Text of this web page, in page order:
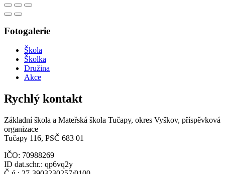
Fotogalerie
Škola
Školka
Družina
Akce
Rychlý kontakt
Základní škola a Mateřská škola Tučapy, okres Vyškov, příspěvková
organizace
Tučapy 116, PSČ 683 01
IČO: 70988269
ID dat.schr.: qp6vq2y